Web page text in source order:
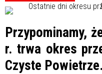
Przypominamy,
r. trwa okres
Czyste Powietrze.